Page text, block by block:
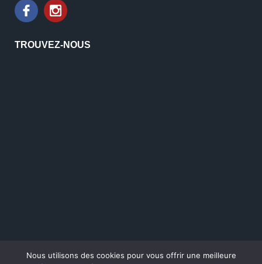
TROUVEZ-NOUS
Nous utilisons des cookies pour vous offrir une meilleure